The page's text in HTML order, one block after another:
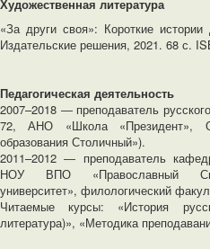
Художественная литература
«За други своя»: Короткие
Издательские решения, 2021. 68 с.
Педагогическая деятельность
2007–2018 ― преподаватель
72, АНО «Школа «Президент»,
образования Столичный»).
2011–2012 ― преподаватель
НОУ ВПО «Православный
университет», филологический
Читаемые курсы: «История
литература)», «Методика